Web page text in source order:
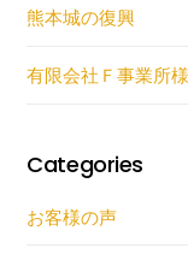
熊本城の復興
有限会社Ｆ事業所
Categories
お客様の声